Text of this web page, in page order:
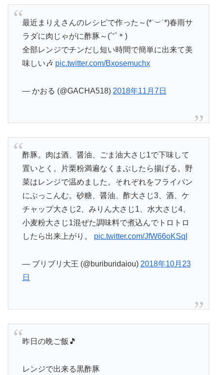
最近まりえさんのレシピで作った～(*˙︶˙*)春雨サ
ラダに肉じゃがに酢豚～(´˘`＊)
全部レンジでチンだし短い時間で簡単に出来て美
味しい🎶 pic.twitter.com/Bxosemuchx
— かおる (@GACHA518) 2018年11月7日
酢豚。肉は酒、醤油、ごま油大さじ1で下味して
置いとく。片栗粉満遍なくまぶしたら揚げる。野
菜はレンジで温めました。それぞれをフライパン
にぶっこんむ。砂糖、醤油、酢大さじ3、酒、ケ
チャップ大さじ2、みりん大さじ1、水大さじ4、
小麦粉大さじ1混ぜた調味料で煮込んでトロトロ
したら出来上がり。 pic.twitter.com/JfW66oKSqI
— ブリブリ大王 (@buriburidaiou) 2018年10月23
日
昨日の晩ご飯🎵
レンジで出来る黒酢豚